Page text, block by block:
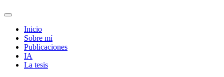
Alternar
campo
búsqueda
Inicio
Sobre mí­
Publicaciones
IA
La tesis